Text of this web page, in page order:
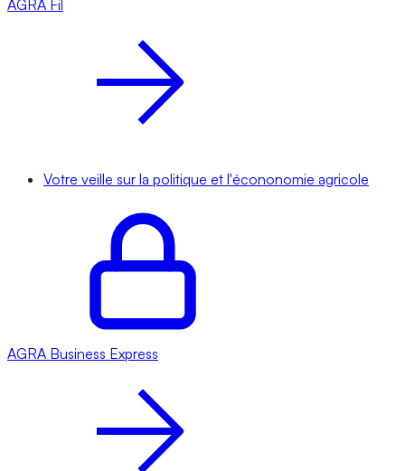
AGRA Fil
Votre veille sur la politique et l'écononomie agricole
AGRA Business Express